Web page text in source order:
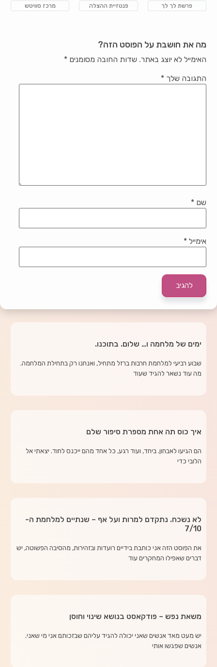
פרשת לך לך פנטזיית ההצלה מרכז סוויטש
מה את חושבת על הפוסט הזה?
האימייל לא יוצג באתר. שדות החובה מסומנים*
התגובה שלך*
שם*
אימייל*
ימים של מלחמה ו… שלום. בתוכנו.
שבוע רביעי למלחמת חרבות ברזל מתחיל, ואנחנו רק בתחילת המלחמה.
מה עוד נשאר להגיד שעוד
איך כוס תה אחת מספרת סיפור שלם
הם הגיעו לאבחון. ביחד, ועוד רגע, כל אחד מהם ייכנס לחוד. יצאתי אל
הלובי כדי
לא נשכח. נתקדם למרות ועל אף – שנתיים למלחמת ה-
7/10
את הפוסט הזה אני כותבת בידיים רועדות ובזהירות, מהסיבה הפשוטה, יש
דברים שאפילו המחקרים עוד
משאת נפש – פודקאסט בנושא שינוי וחוסן
יש מעט מאד אנשים שאני יכולה להגיד עליהם שבזכותם אני מי שאני.
אנשים שפגשו אותי